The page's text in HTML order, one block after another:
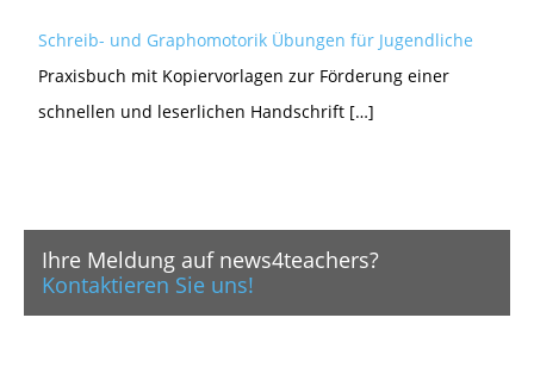
Schreib- und Graphomotorik Übungen für Jugendliche
Praxisbuch mit Kopiervorlagen zur Förderung einer
schnellen und leserlichen Handschrift […]
Ihre Meldung auf news4teachers?
Kontaktieren Sie uns!